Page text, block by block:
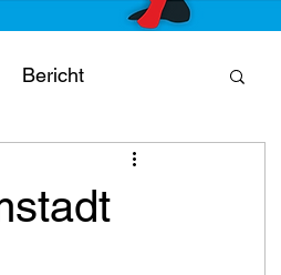
Bericht
Jubiläum